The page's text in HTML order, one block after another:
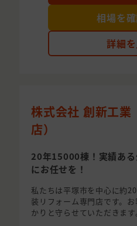
詳細
相場を
株式会社 創新工業
店）
20年15000棟！実績あ
にお任せを！
私たちは平塚市を中心に約
装リフォーム専門店です。
かりと守らせていただきます